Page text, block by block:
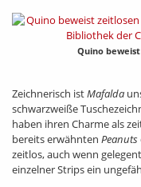
Quino
Zeichnerisch istMafalda
schwarzweiße
haben ihren Charme als
bereits erwähnten Peanuts
zeitlos, auch wenn
einzelner Strips ein